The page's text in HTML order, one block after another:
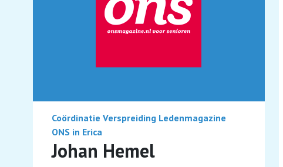
Coördinatie Verspreiding Ledenmagazine
ONS in Erica
Johan Hemel